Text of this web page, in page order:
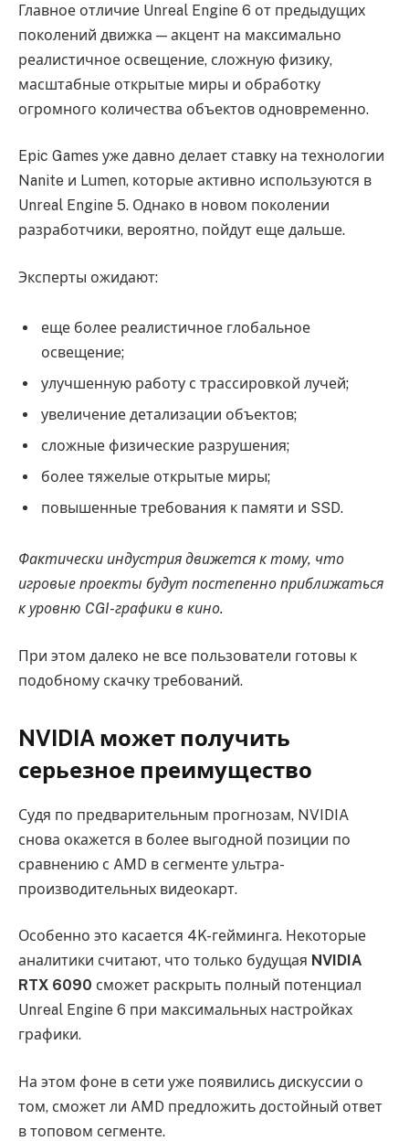
Главное отличие Unreal Engine 6 от предыдущих
поколений движка — акцент на максимально
реалистичное освещение, сложную физику,
масштабные открытые миры и обработку
огромного количества объектов одновременно.
Epic Games уже давно делает ставку на технологии
Nanite и Lumen, которые активно используются в
Unreal Engine 5. Однако в новом поколении
разработчики, вероятно, пойдут еще дальше.
Эксперты ожидают:
еще более реалистичное глобальное
освещение;
улучшенную работу с трассировкой лучей;
увеличение детализации объектов;
сложные физические разрушения;
более тяжелые открытые миры;
повышенные требования к памяти и SSD.
Фактически индустрия движется к тому, что
игровые проекты будут постепенно приближаться
к уровню CGI-графики в кино.
При этом далеко не все пользователи готовы к
подобному скачку требований.
NVIDIA может получить
серьезное преимущество
Судя по предварительным прогнозам, NVIDIA
снова окажется в более выгодной позиции по
сравнению с AMD в сегменте ультра-
производительных видеокарт.
Особенно это касается 4K-гейминга. Некоторые
аналитики считают, что только будущая NVIDIA
RTX 6090 сможет раскрыть полный потенциал
Unreal Engine 6 при максимальных настройках
графики.
На этом фоне в сети уже появились дискуссии о
том, сможет ли AMD предложить достойный ответ
в топовом сегменте.